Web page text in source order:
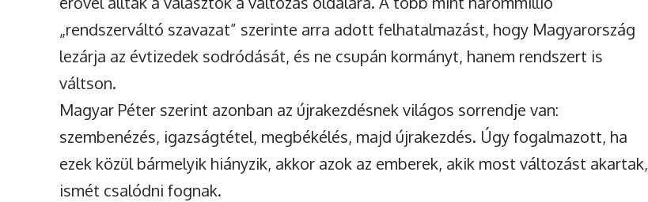
„rendszerváltó szavazat” szerinte arra adott felhatalmazást, hogy Magyarország
lezárja az évtizedek sodródását, és ne csupán kormányt, hanem rendszert is
váltson.
Magyar Péter szerint azonban az újrakezdésnek világos sorrendje van:
szembenézés, igazságtétel, megbékélés, majd újrakezdés. Úgy fogalmazott, ha
ezek közül bármelyik hiányzik, akkor azok az emberek, akik most változást akartak,
ismét csalódni fognak.